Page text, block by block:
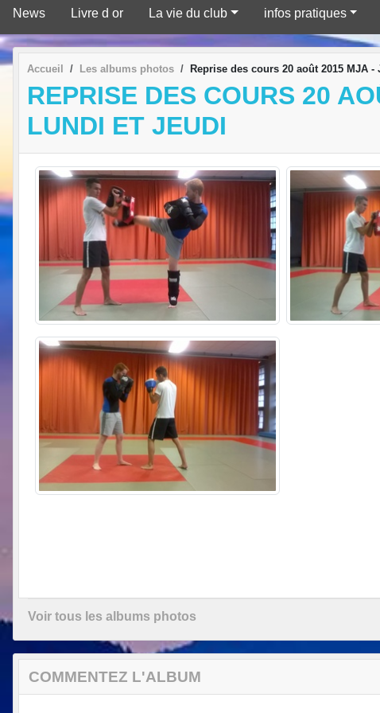
News Livre d or La vie du club infos pratiques
Accueil Les albums photos Reprise des cours 20 août 2015 MJA
REPRISE DES COURS 20
LUNDI ET JEUDI
Voir tous les albums photos
COMMENTEZ L'ALBUM